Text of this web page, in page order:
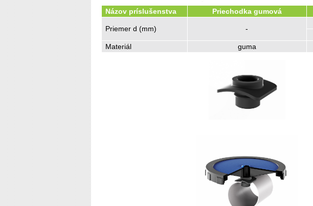
Názov príslušenstva Priechodka gumová
Priemer d (mm) -
Materiál
guma